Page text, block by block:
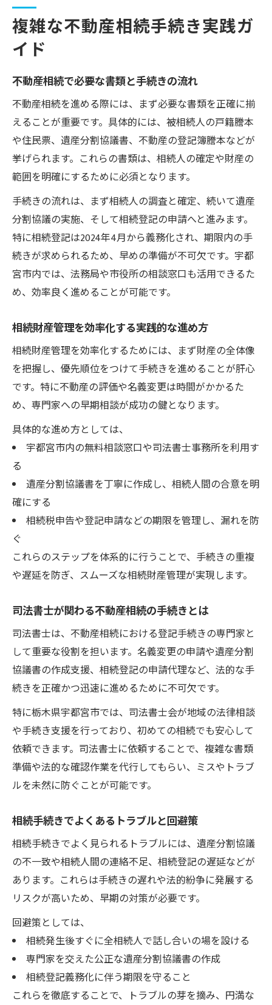
複雑な不動産相続手続き実践ガ
イド
不動産相続で必要な書類と手続きの流れ
不動産相続を進める際には、まず必要な書類を正確に揃
えることが重要です。具体的には、被相続人の戸籍謄本
や住民票、遺産分割協議書、不動産の登記簿謄本などが
挙げられます。これらの書類は、相続人の確定や財産の
範囲を明確にするために必須となります。
手続きの流れは、まず相続人の調査と確定、続いて遺産
分割協議の実施、そして相続登記の申請へと進みます。
特に相続登記は2024年4月から義務化され、期限内の手
続きが求められるため、早めの準備が不可欠です。宇都
宮市内では、法務局や市役所の相談窓口も活用できるた
め、効率良く進めることが可能です。
相続財産管理を効率化する実践的な進め方
相続財産管理を効率化するためには、まず財産の全体像
を把握し、優先順位をつけて手続きを進めることが肝心
です。特に不動産の評価や名義変更は時間がかかるた
め、専門家への早期相談が成功の鍵となります。
具体的な進め方としては、
宇都宮市内の無料相談窓口や司法書士事務所を利用す
る
遺産分割協議書を丁寧に作成し、相続人間の合意を明
確にする
相続税申告や登記申請などの期限を管理し、漏れを防
ぐ
これらのステップを体系的に行うことで、手続きの重複
や遅延を防ぎ、スムーズな相続財産管理が実現します。
司法書士が関わる不動産相続の手続きとは
司法書士は、不動産相続における登記手続きの専門家と
して重要な役割を担います。名義変更の申請や遺産分割
協議書の作成支援、相続登記の申請代理など、法的な手
続きを正確かつ迅速に進めるために不可欠です。
特に栃木県宇都宮市では、司法書士会が地域の法律相談
や手続き支援を行っており、初めての相続でも安心して
依頼できます。司法書士に依頼することで、複雑な書類
準備や法的な確認作業を代行してもらい、ミスやトラブ
ルを未然に防ぐことが可能です。
相続手続きでよくあるトラブルと回避策
相続手続きでよく見られるトラブルには、遺産分割協議
の不一致や相続人間の連絡不足、相続登記の遅延などが
あります。これらは手続きの遅れや法的紛争に発展する
リスクが高いため、早期の対策が必要です。
回避策としては、
相続発生後すぐに全相続人で話し合いの場を設ける
専門家を交えた公正な遺産分割協議書の作成
相続登記義務化に伴う期限を守ること
これらを徹底することで、トラブルの芽を摘み、円満な